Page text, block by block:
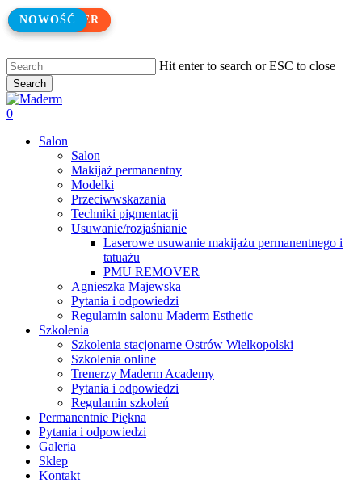
Skip
to
main
content
Hit enter to search or ESC to close
Search
Close
Search
search
0
Salon
Salon
Makijaż permanentny
Modelki
Przeciwwskazania
Techniki pigmentacji
Usuwanie/rozjaśnianie
Laserowe usuwanie makijażu permanentnego i
tatuażu
PMU REMOVER
Agnieszka Majewska
Pytania i odpowiedzi
Regulamin salonu Maderm Esthetic
Szkolenia
Szkolenia stacjonarne Ostrów Wielkopolski
Szkolenia online
Trenerzy Maderm Academy
Pytania i odpowiedzi
Regulamin szkoleń
Permanentnie Piękna
Pytania i odpowiedzi
Galeria
Sklep
Kontakt
BESTSELLER
BESTSELLER
NOWOŚĆ